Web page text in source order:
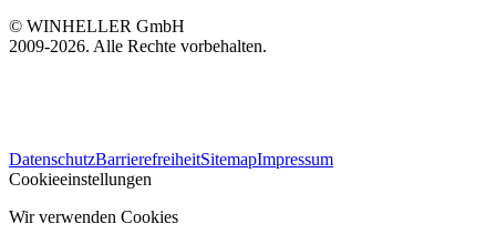
© WINHELLER GmbH
2009-2026. Alle Rechte vorbehalten.
WINHELLER GmbH
DatenschutzBarrierefreiheitSitemapImpressum
Cookieeinstellungen
Wir verwenden Cookies